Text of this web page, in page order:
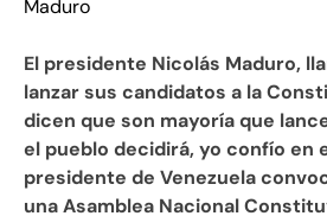
El presidente Nicolás Maduro,
lanzar sus candidatos a la
dicen que son mayoría que
el pueblo decidirá, yo confío en
presidente de Venezuela
una Asamblea Nacional